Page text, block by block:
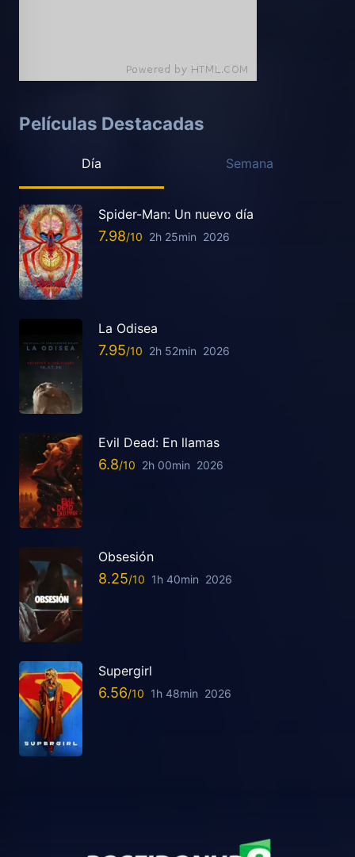
Películas Destacadas
Día Semana
Spider-Man: Un nuevo día
7.98 2h 25min 2026
La Odisea
7.95 2h 52min 2026
Evil Dead: En llamas
6.8 2h 00min 2026
Obsesión
8.25 1h 40min 2026
Supergirl
6.56 1h 48min 2026